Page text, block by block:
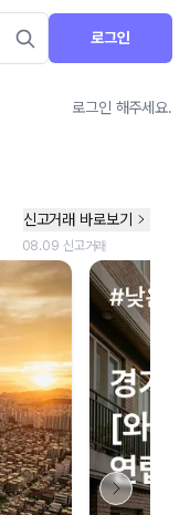
로그인
로그인 해주세요.
내
를 불러올 수 없습니다.
니다.